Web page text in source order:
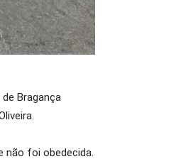
Bragança
não foi obedecida.